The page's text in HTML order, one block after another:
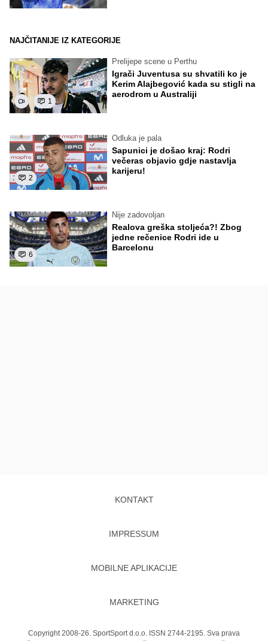
NAJČITANIJE IZ KATEGORIJE
1
Prelijepe scene u Perthu
Igrači Juventusa su shvatili ko je
Kerim Alajbegović kada su stigli na
aerodrom u Australiji
2
Odluka je pala
Sapunici je došao kraj: Rodri
večeras objavio gdje nastavlja
karijeru!
6
Nije zadovoljan
Realova greška stoljeća?! Zbog
jedne rečenice Rodri ide u
Barcelonu
KONTAKT
IMPRESSUM
MOBILNE APLIKACIJE
MARKETING
Copyright 2008-26. SportSport d.o.o. ISSN 2744-2195. Sva prava